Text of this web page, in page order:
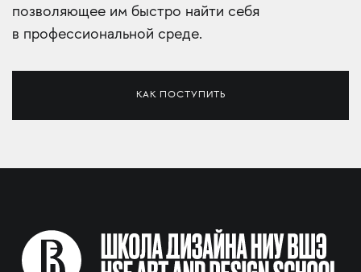
позволяющее им быстро найти себя
в профессиональной среде.
КАК ПОСТУПИТЬ